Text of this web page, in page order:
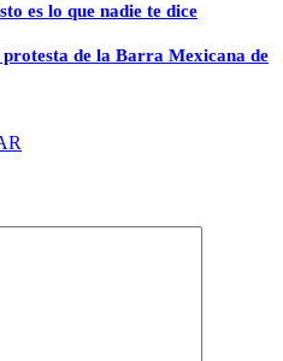
es lo que nadie te dice
de la Barra Mexicana de